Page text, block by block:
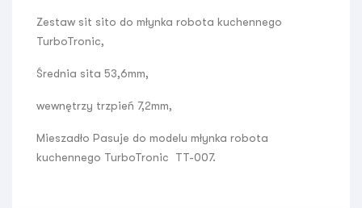
Zestaw sit sito do młynka robota kuchennego
TurboTronic,
Średnia sita 53,6mm,
wewnętrzy trzpień 7,2mm,
Mieszadło Pasuje do modelu młynka robota
kuchennego TurboTronic TT-007.